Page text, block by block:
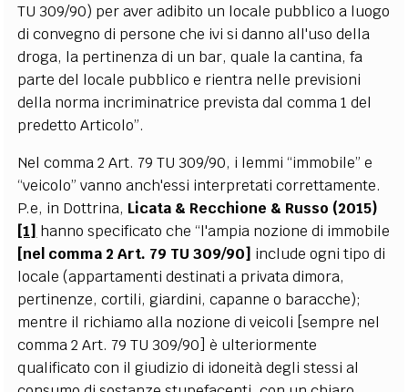
TU 309/90) per aver adibito un locale pubblico a luogo
di convegno di persone che ivi si danno all'uso della
droga, la pertinenza di un bar, quale la cantina, fa
parte del locale pubblico e rientra nelle previsioni
della norma incriminatrice prevista dal comma 1 del
predetto Articolo”.
Nel comma 2 Art. 79 TU 309/90, i lemmi “immobile” e
“veicolo” vanno anch'essi interpretati correttamente.
P.e, in Dottrina, Licata & Recchione & Russo (2015)
[1] hanno specificato che “l'ampia nozione di immobile
[nel comma 2 Art. 79 TU 309/90] include ogni tipo di
locale (appartamenti destinati a privata dimora,
pertinenze, cortili, giardini, capanne o baracche);
mentre il richiamo alla nozione di veicoli [sempre nel
comma 2 Art. 79 TU 309/90] è ulteriormente
qualificato con il giudizio di idoneità degli stessi al